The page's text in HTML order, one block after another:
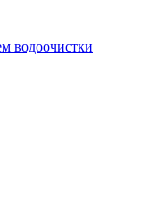
водоочистки